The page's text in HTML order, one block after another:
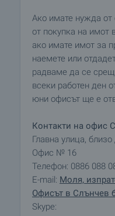
Ако имате нужда от
от покупка на имот
ако имате имот за
наемете или
радваме да се
всеки работен ден
юни офисът ще е
Контакти на офис
Главна улица, близо
Офис № 16
Телефон: 0886 088
E-mail: Моля,
Офисът в Слънчев
Skype: